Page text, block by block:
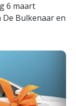
6 maart
Bulkenaar en